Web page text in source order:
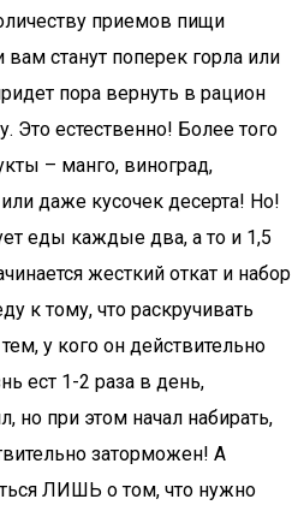
приемов пищи
станут поперек горла или
пора вернуть в рацион
естественно! Более того
– манго, виноград,
даже кусочек десерта! Но!
еды каждые два, а то и 1,5
жесткий откат и набор
к тому, что раскручивать
у кого он действительно
ест 1-2 раза в день,
но при этом начал набирать,
заторможен! А
ЛИШЬ о том, что нужно